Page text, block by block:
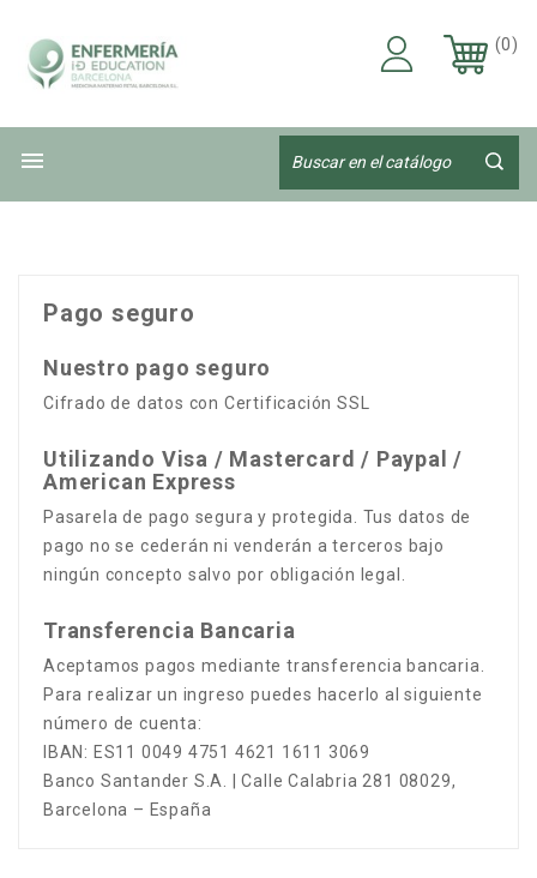
(0)

Pago seguro
Nuestro pago seguro
Cifrado de datos con Certificación SSL
Utilizando Visa / Mastercard / Paypal /
American Express
Pasarela de pago segura y protegida. Tus datos de
pago no se cederán ni venderán a terceros bajo
ningún concepto salvo por obligación legal.
Transferencia Bancaria
Aceptamos pagos mediante transferencia bancaria.
Para realizar un ingreso puedes hacerlo al siguiente
número de cuenta:
IBAN: ES11 0049 4751 4621 1611 3069
Banco Santander S.A. | Calle Calabria 281 08029,
Barcelona – España